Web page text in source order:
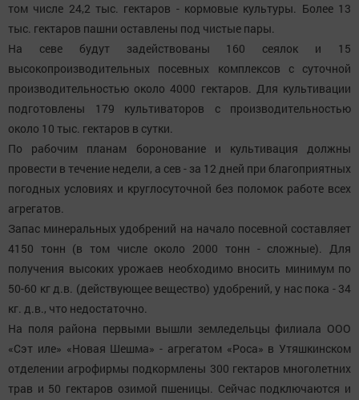
том числе 24,2 тыс. гектаров - кормовые культуры. Более 13
тыс. гектаров пашни оставлены под чистые пары.
На севе будут задействованы 160 сеялок и 15
высокопроизводительных посевных комплексов с суточной
производительностью около 4000 гектаров. Для культивации
подготовлены 179 культиваторов с производительностью
около 10 тыс. гектаров в сутки.
По рабочим планам боронование и культивация должны
провести в течение недели, а сев - за 12 дней при благоприятных
погодных условиях и круглосуточной без поломок работе всех
агрегатов.
Запас минеральных удобрений на начало посевной составляет
4150 тонн (в том числе около 2000 тонн - сложные). Для
получения высоких урожаев необходимо вносить минимум по
50-60 кг д.в. (действующее вещество) удобрений, у нас пока - 34
кг. д.в., что недостаточно.
На поля района первыми вышли земледельцы филиала ООО
«Сэт иле» «Новая Шешма» - агрегатом «Роса» в Утяшкинском
отделении агрофирмы подкормлены 300 гектаров многолетних
трав и 50 гектаров озимой пшеницы. Сейчас подключаются и